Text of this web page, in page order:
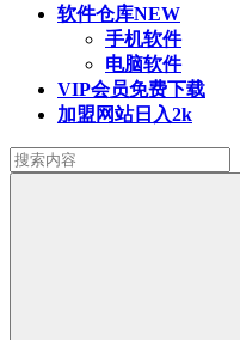
软件仓库NEW
手机软件
电脑软件
VIP会员免费下载
加盟网站日入2k